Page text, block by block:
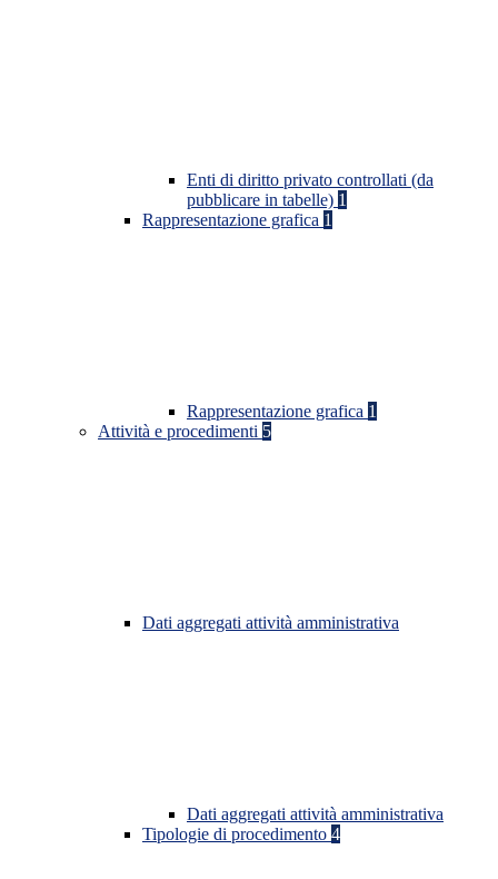
Enti di diritto privato controllati (da
pubblicare in tabelle) 1
Rappresentazione grafica 1
Rappresentazione grafica 1
Attività e procedimenti 5
Dati aggregati attività amministrativa
Dati aggregati attività amministrativa
Tipologie di procedimento 4